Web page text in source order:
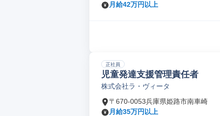
月給42万円以上
正社員
児童発達支援管理責任者
株式会社ラ・ヴィータ
〒670-0053兵庫県姫路市南車崎
月給35万円以上